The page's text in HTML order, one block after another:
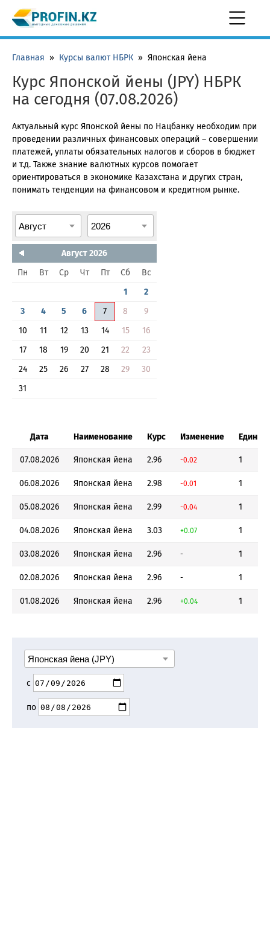
Главная » Курсы валют НБРК » Японская йена
Курс Японской йены (JPY) НБРК
на сегодня (07.08.2026)
Актуальный курс Японской йены по Нацбанку необходим при
проведении различных финансовых операций – совершении
платежей, уплаты обязательных налогов и сборов в бюджет
и т.д. Также знание валютных курсов помогает
ориентироваться в экономике Казахстана и других стран,
понимать тенденции на финансовом и кредитном рынке.
Август 2026
Пн
Вт Ср Чт Пт Сб
Вс
1
2
3
4 5 6 7 8
9
10
11 12 13 14 15
16
17
18 19 20 21 22
23
24
25 26 27 28 29
30
31
Дата Наименование Курс Изменение Единиц
07.08.2026 Японская йена 2.96 -0.02 1
06.08.2026 Японская йена 2.98 -0.01 1
05.08.2026 Японская йена 2.99 -0.04 1
04.08.2026 Японская йена 3.03 +0.07 1
03.08.2026 Японская йена 2.96 - 1
02.08.2026 Японская йена 2.96 - 1
01.08.2026 Японская йена 2.96 +0.04 1
с
по